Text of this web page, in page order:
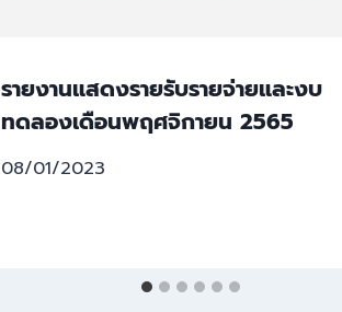
รายงานแสดงรายรับรายจ่ายและงบ
ทดลองเดือนพฤศจิกายน 2565
08/01/2023